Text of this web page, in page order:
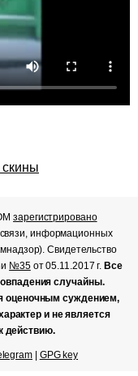
зарегистрировано
информационных
Свидетельство
№35от 05.11.2017 г.Все
случайны.
оценочным суждением,
и не является
действию.
| GPG key